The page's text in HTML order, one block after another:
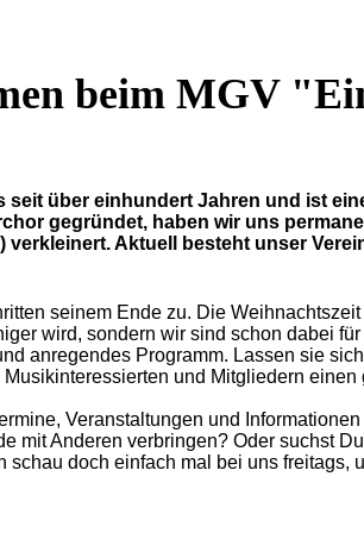
beim MGV
über einhundert Jahren und ist
gegründet, haben wir uns
Aktuell besteht unser
seinem Ende zu. Die
wird, sondern wir sind schon dabei
anregendes Programm. Lassen sie
usikinteressierten und Mitgliedern einen
Veranstaltungen und
mit Anderen verbringen? Oder suchst
doch einfach mal bei uns freitags,